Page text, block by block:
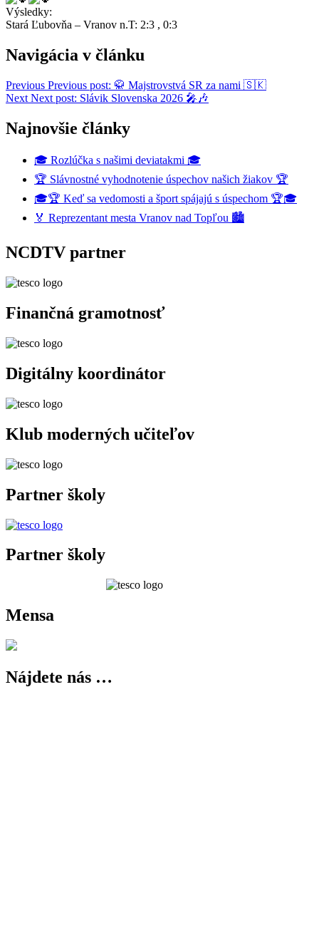
Výsledky:
Stará Ľubovňa – Vranov n.T: 2:3 , 0:3
Navigácia v článku
Previous Previous post: 🥋 Majstrovstvá SR za nami 🇸🇰
Next Next post: Slávik Slovenska 2026 🎤🎶
Najnovšie články
🎓 Rozlúčka s našimi deviatakmi 🎓
🏆 Slávnostné vyhodnotenie úspechov našich žiakov 🏆
🎓🏆 Keď sa vedomosti a šport spájajú s úspechom 🏆🎓
🏅 Reprezentant mesta Vranov nad Topľou 🏙️
NCDTV partner
Finančná gramotnosť
Digitálny koordinátor
Klub moderných učiteľov
Partner školy
Partner školy
Mensa
Nájdete nás …